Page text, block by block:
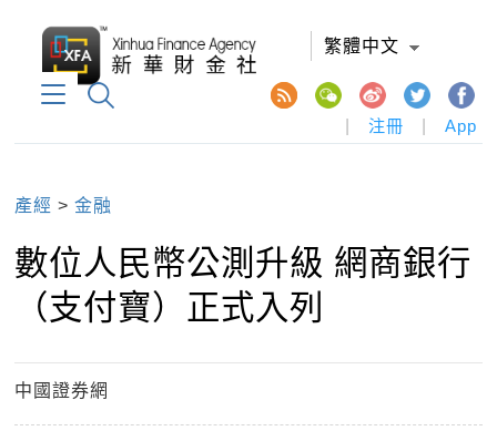
繁體中文
注冊 App
產經 >金融
數位人民幣公測升級 網商銀行
（支付寶）正式入列
中國證券網